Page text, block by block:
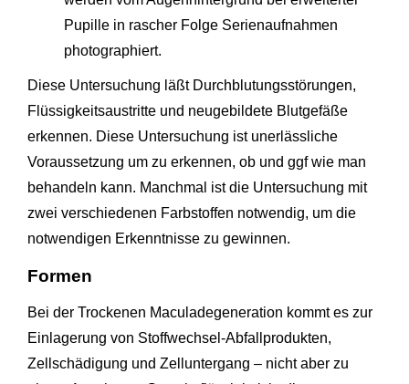
Pupille in rascher Folge Serienaufnahmen
photographiert.
Diese Untersuchung läßt Durchblutungsstörungen,
Flüssigkeitsaustritte und neugebildete Blutgefäße
erkennen. Diese Untersuchung ist unerlässliche
Voraussetzung um zu erkennen, ob und ggf wie man
behandeln kann. Manchmal ist die Untersuchung mit
zwei verschiedenen Farbstoffen notwendig, um die
notwendigen Erkenntnisse zu gewinnen.
Formen
Bei der Trockenen Maculadegeneration kommt es zur
Einlagerung von Stoffwechsel-Abfallprodukten,
Zellschädigung und Zelluntergang – nicht aber zu